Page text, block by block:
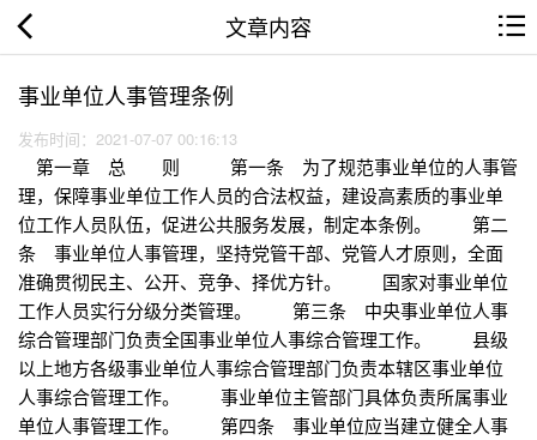
文章内容
事业单位人事管理条例
发布时间：2021-07-07 00:16:13
第一章 总 则 第一条 为了规范事业单位的人事管
理，保障事业单位工作人员的合法权益，建设高素质的事业单
位工作人员队伍，促进公共服务发展，制定本条例。 第二
条 事业单位人事管理，坚持党管干部、党管人才原则，全面
准确贯彻民主、公开、竞争、择优方针。 国家对事业单位
工作人员实行分级分类管理。 第三条 中央事业单位人事
综合管理部门负责全国事业单位人事综合管理工作。 县级
以上地方各级事业单位人事综合管理部门负责本辖区事业单位
人事综合管理工作。 事业单位主管部门具体负责所属事业
单位人事管理工作。 第四条 事业单位应当建立健全人事